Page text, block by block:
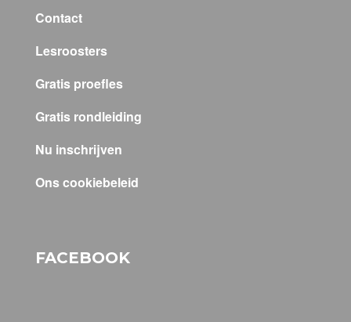
Contact
Lesroosters
Gratis proefles
Gratis rondleiding
Nu inschrijven
Ons cookiebeleid
FACEBOOK